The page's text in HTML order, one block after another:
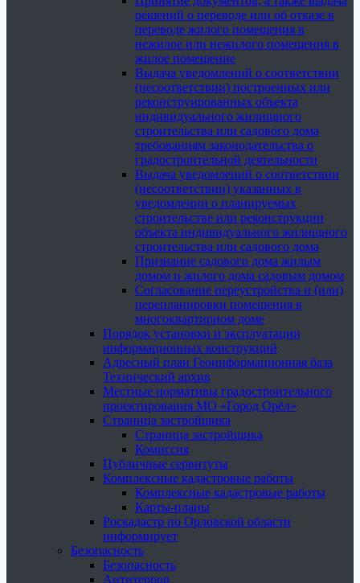
решений о переводе или об отказе в
переводе жилого помещения в
нежилое или нежилого помещения в
жилое помещение
Выдача уведомлений о соответствии
(несоответствии) построенных или
реконструированных объекта
индивидуального жилищного
строительства или садового дома
требованиям законодательства о
градостроительной деятельности
Выдача уведомлений о соответствии
(несоответствии) указанных в
уведомлении о планируемых
строительстве или реконструкции
объекта индивидуального жилищного
строительства или садового дома
Признание садового дома жилым
домом и жилого дома садовым домом
Согласование переустройства и (или)
перепланировки помещения в
многоквартирном доме
Порядок установки и эксплуатации
информационных конструкций
Адресный план Геоинформационная база
Технический архив
Местные нормативы градостроительного
проектирования МО «Город Орёл»
Страница застройщика
Страница застройщика
Комиссия
Публичные сервитуты
Комплексные кадастровые работы
Комплексные кадастровые работы
Карты-планы
Роскадастр по Орловской области
информирует
Безопасность
Безопасность
Антитеррор